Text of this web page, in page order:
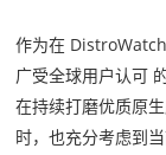
作为在 DistroWatch
广受全球用户认可
在持续打磨优质原
时，也充分考虑到